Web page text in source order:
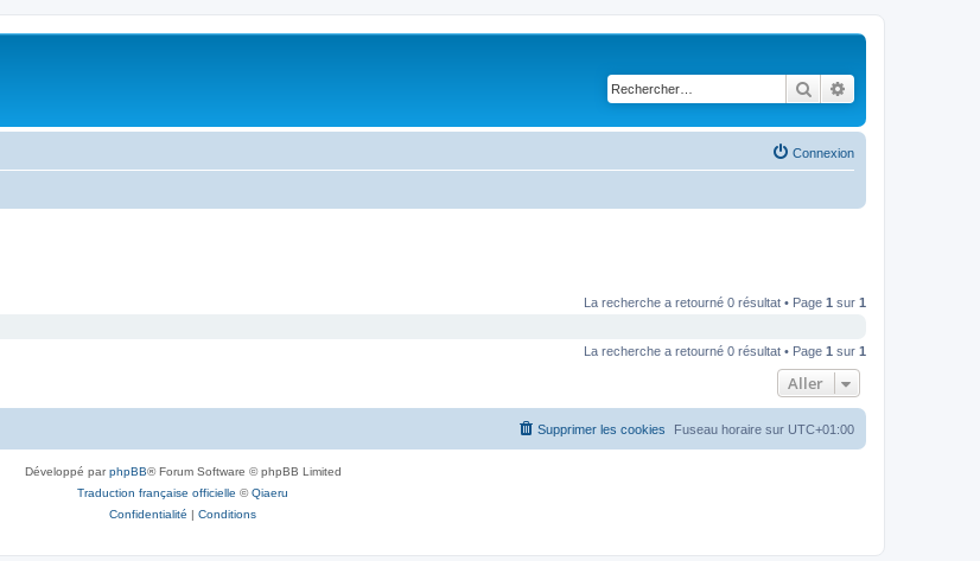
Rechercher
Connexion
La recherche a retourné 0 résultat • Page 1 sur 1
La recherche a retourné 0 résultat • Page 1 sur 1
Aller
Fuseau horaire sur UTC+01:00
Supprimer les cookies
Développé parphpBB® Forum Software © phpBB Limited
Traduction française officielle ©Qiaeru
Confidentialité | Conditions